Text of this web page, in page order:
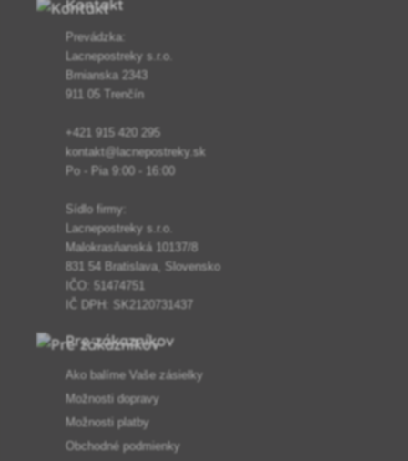
Kontakt
Prevádzka:
Lacnepostreky s.r.o.
Brnianska 2343
911 05 Trenčín
+421 915 420 295
kontakt@lacnepostreky.sk
Po - Pia 9:00 - 16:00
Sídlo firmy:
Lacnepostreky s.r.o.
Malokrasňanská 10137/8
831 54 Bratislava, Slovensko
IČO: 51474751
IČ DPH: SK2120731437
Pre zákazníkov
Ako balíme Vaše zásielky
Možnosti dopravy
Možnosti platby
Obchodné podmienky